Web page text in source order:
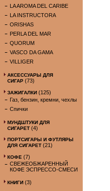
LA AROMA DEL CARIBE
LA INSTRUCTORA
ORISHAS
PERLA DEL MAR
QUORUM
VASCO DA GAMA
VILLIGER
АКСЕССУАРЫ ДЛЯ
СИГАР (73)
ЗАЖИГАЛКИ (125)
Газ, бензин, кремни, чехлы
Спички
МУНДШТУКИ ДЛЯ
СИГАРЕТ (4)
ПОРТСИГАРЫ И ФУТЛЯРЫ
ДЛЯ СИГАРЕТ (21)
КОФЕ (7)
СВЕЖЕОБЖАРЕННЫЙ
КОФЕ ЭСПРЕССО-СМЕСИ
КНИГИ (3)